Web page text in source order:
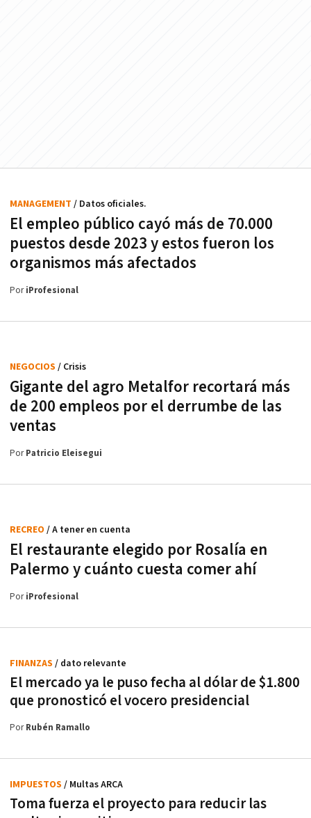
El empleo público cayó más de 70.000
puestos desde 2023 y estos fueron los
organismos más afectados
MANAGEMENT / Datos oficiales.
PoriProfesional
Gigante del agro Metalfor recortará más
de 200 empleos por el derrumbe de las
ventas
NEGOCIOS / Crisis
PorPatricio Eleisegui
El restaurante elegido por Rosalía en
Palermo y cuánto cuesta comer ahí
RECREO / A tener en cuenta
PoriProfesional
El mercado ya le puso fecha al dólar de $1.800
que pronosticó el vocero presidencial
FINANZAS / dato relevante
PorRubén Ramallo
Toma fuerza el proyecto para reducir las
IMPUESTOS / Multas ARCA